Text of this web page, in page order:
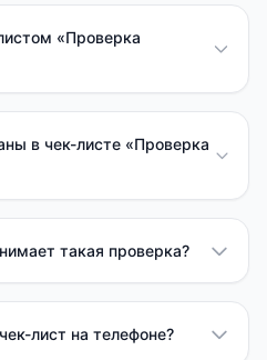
«Проверка
в чек-листе «Проверка
такая проверка?
лист на телефоне?